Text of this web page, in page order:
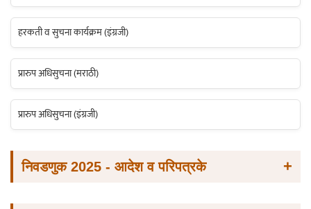
हरकती व सुचना कार्यक्रम (इंग्रजी)
प्रारुप अधिसुचना (मराठी)
प्रारुप अधिसुचना (इंग्रजी)
निवडणुक 2025 - आदेश व परिपत्रके +